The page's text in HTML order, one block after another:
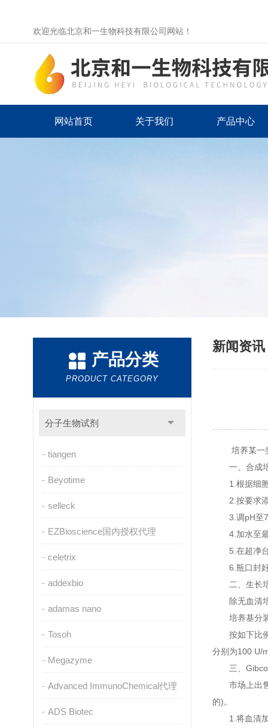
欢迎光临北京和一生物科技有限公司网站！
网站首页 关于我们 产品中心
产品分类
PRODUCT CATEGORY
分子生物试剂
tiangen
Beyotime
selleck
EZBioscience国内授权代理
celetrix
addexbio
adamas nano
Tosoh
Megazyme
Advanced ImmunoChemical代理
ADS Biotec
新闻资讯
培养某一类
一、合成培
1.根据细胞
2.按要求添
3.调pH至
4.加水至最
5.在超净台
6.瓶口封好
二、生长培
除无血清培
培养基分装
按如下比例
分别为100 U/
三、Gibco
市场上出售
的)。
1.将血清加